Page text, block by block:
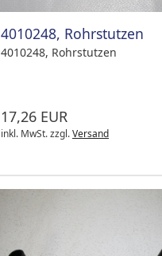
4010248, Rohrstutzen
4010248, Rohrstutzen
17,26 EUR
inkl. MwSt.zzgl.Versand